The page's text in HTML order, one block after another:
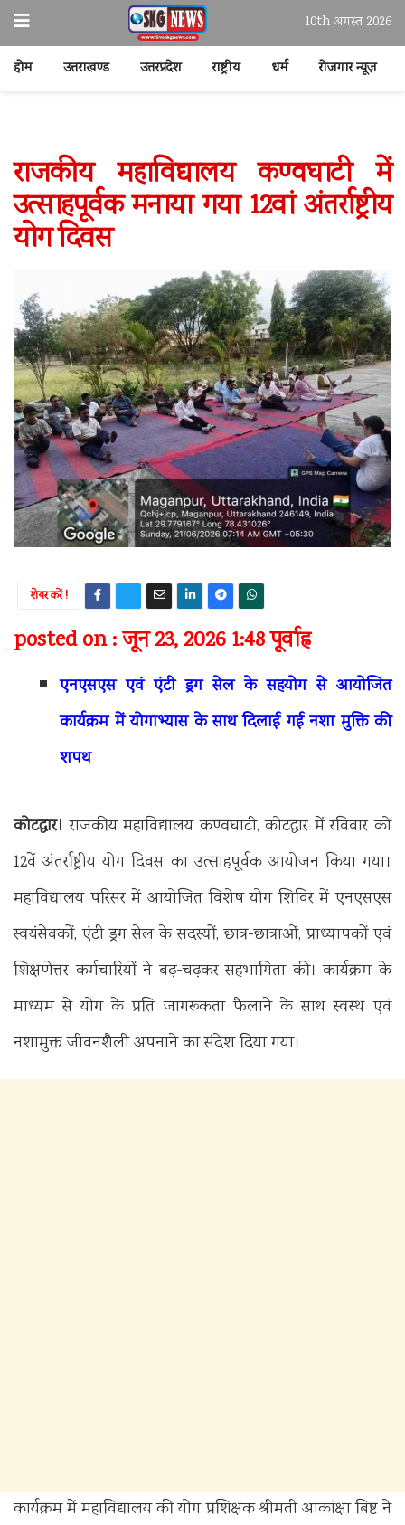
10th अगस्त 2026
होम उत्तराखण्ड उत्तरप्रदेश राष्ट्रीय धर्म रोजगार न्यूज़
राजकीय महाविद्यालय कण्वघाटी में
उत्साहपूर्वक मनाया गया 12वां अंतर्राष्ट्रीय
योग दिवस
शेयर करें !
posted on : जून 23, 2026 1:48 पूर्वाह्न
एनएसएस एवं एंटी ड्रग सेल के सहयोग से आयोजित
कार्यक्रम में योगाभ्यास के साथ दिलाई गई नशा मुक्ति की
शपथ
कोटद्वार। राजकीय महाविद्यालय कण्वघाटी, कोटद्वार में रविवार को
12वें अंतर्राष्ट्रीय योग दिवस का उत्साहपूर्वक आयोजन किया गया।
महाविद्यालय परिसर में आयोजित विशेष योग शिविर में एनएसएस
स्वयंसेवकों, एंटी ड्रग सेल के सदस्यों, छात्र-छात्राओं, प्राध्यापकों एवं
शिक्षणेत्तर कर्मचारियों ने बढ़-चढ़कर सहभागिता की। कार्यक्रम के
माध्यम से योग के प्रति जागरूकता फैलाने के साथ स्वस्थ एवं
नशामुक्त जीवनशैली अपनाने का संदेश दिया गया।
कार्यक्रम में महाविद्यालय की योग प्रशिक्षक श्रीमती आकांक्षा बिष्ट ने